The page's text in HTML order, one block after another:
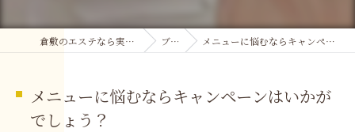
倉敷のエステなら実績多数のMerport ブログ メニューに悩むならキャンペーンはいかがでしょう？
メニューに悩むならキャンペーンはいかが
でしょう？